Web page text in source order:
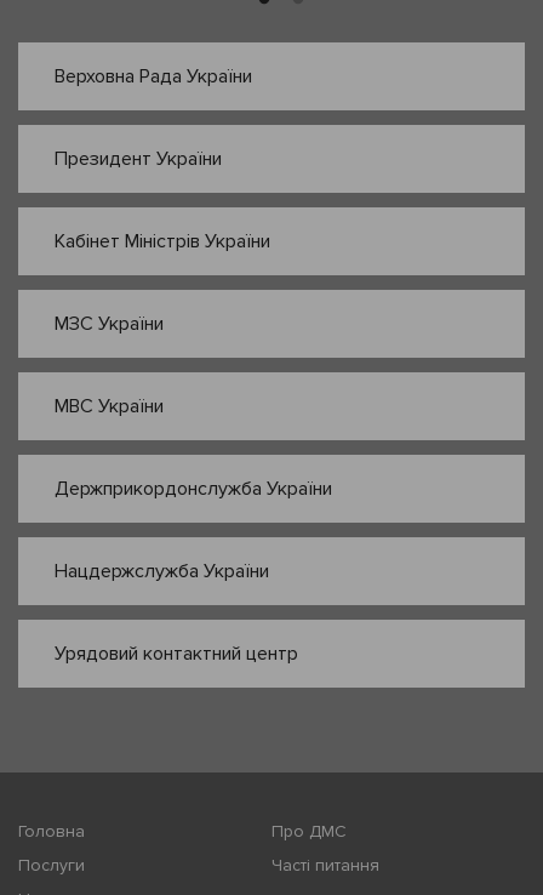
Верховна Рада України
Президент України
Кабінет Міністрів України
МЗС України
МВС України
Держприкордонслужба України
Нацдержслужба України
Урядовий контактний центр
Головна
Про ДМС
Послуги
Часті питання